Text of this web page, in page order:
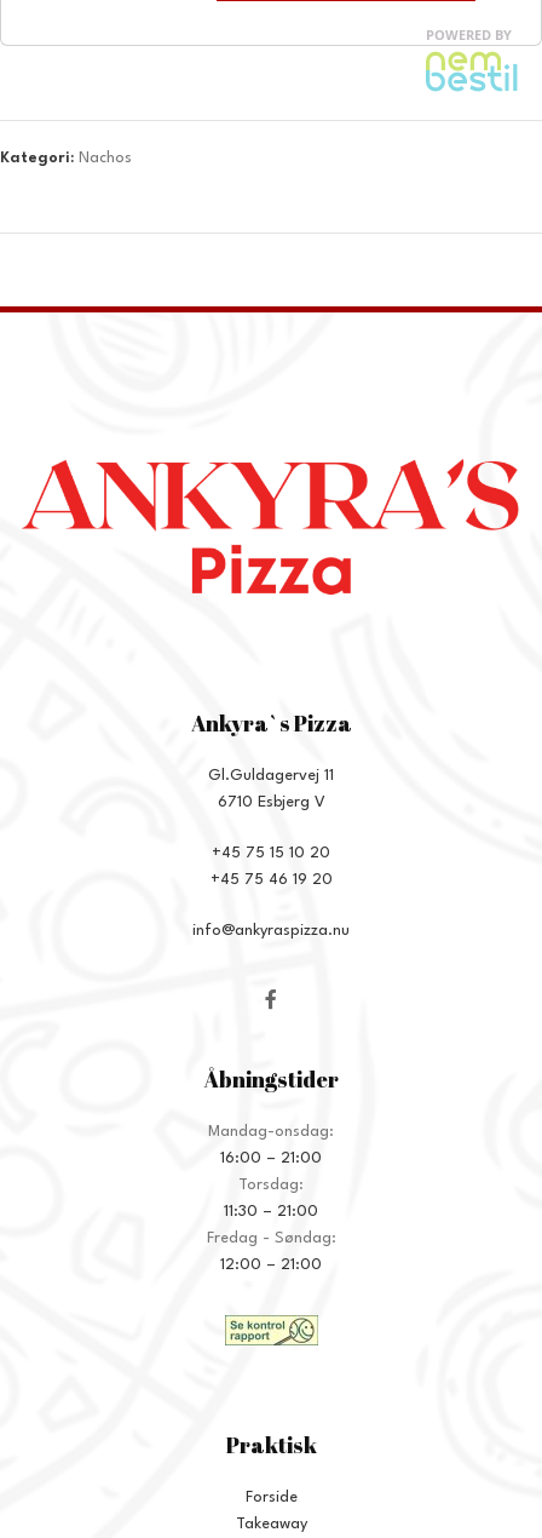
Kategori: Nachos
Ankyra`s Pizza
Gl.Guldagervej 11
6710 Esbjerg V
+45 75 15 10 20
+45 75 46 19 20
info@ankyraspizza.nu
Åbningstider
Mandag-onsdag:
16:00 – 21:00
Torsdag:
11:30 – 21:00
Fredag - Søndag:
12:00 – 21:00
Praktisk
Forside
Takeaway